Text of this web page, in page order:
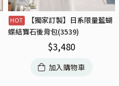
【獨家訂製】日系限量藍蝴
蝶結寶石後背包(3539)
$3,480
加入購物車